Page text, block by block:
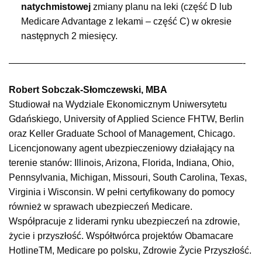
natychmistowejzmiany planu na leki (część D lub
Medicare Advantage z lekami – część C) w okresie
następnych 2 miesięcy.
—————————————————————————-
Robert Sobczak-Słomczewski, MBA
Studiował na Wydziale Ekonomicznym Uniwersytetu
Gdańskiego, University of Applied Science FHTW, Berlin
oraz Keller Graduate School of Management, Chicago.
Licencjonowany agent ubezpieczeniowy działający na
terenie stanów: Illinois, Arizona, Florida, Indiana, Ohio,
Pennsylvania, Michigan, Missouri, South Carolina, Texas,
Virginia i Wisconsin. W pełni certyfikowany do pomocy
również w sprawach ubezpieczeń Medicare.
Współpracuje z liderami rynku ubezpieczeń na zdrowie,
życie i przyszłość. Współtwórca projektów Obamacare
HotlineTM, Medicare po polsku, Zdrowie Życie Przyszłość.